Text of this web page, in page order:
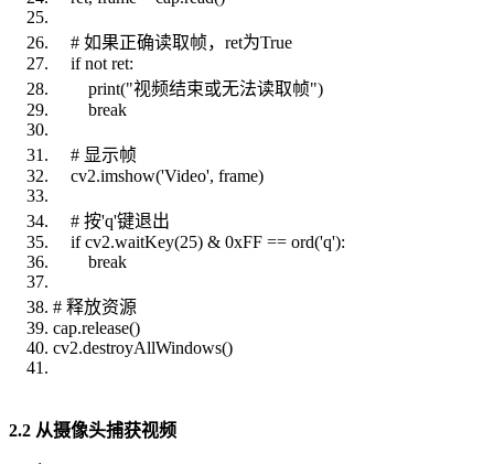
# 如果正确读取帧，ret为True
if not ret:
print("视频结束或无法读取帧")
break
# 显示帧
cv2.imshow('Video', frame)
# 按'q'键退出
if cv2.waitKey(25) & 0xFF == ord('q'):
break
# 释放资源
cap.release()
cv2.destroyAllWindows()
2.2 从摄像头捕获视频